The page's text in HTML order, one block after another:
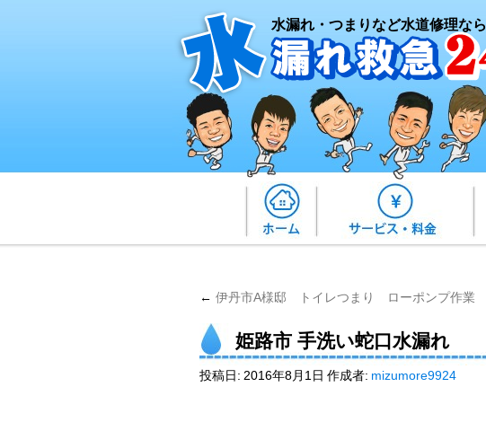
水漏れ・つまりなど水道修理なら
← 伊丹市A様邸 トイレつまり ローポンプ作業
姫路市 手洗い蛇口水漏れ
投稿日: 2016年8月1日 作成者: mizumore9924